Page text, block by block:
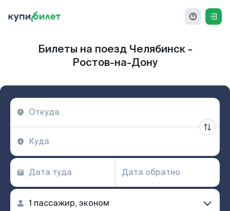
Билеты на поезд Челябинск -
Ростов-на-Дону